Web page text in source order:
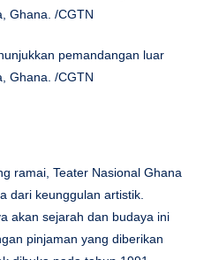
Ghana. /CGTN
pemandangan luar
Ghana. /CGTN
ramai, Teater Nasional Ghana
dari keunggulan artistik.
akan sejarah dan budaya ini
pinjaman yang diberikan